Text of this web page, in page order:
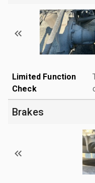
Limited Function
Check
Brakes